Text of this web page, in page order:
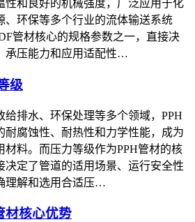
性和良好的机械强度，广泛应用于化
、环保等多个行业的流体输送系统
管材核心的规格参数之一，直接决
承压能力和应用适配性…
级
给排水、环保处理等多个领域，PPH
耐腐蚀性、耐热性和力学性能，成为
材料。而压力等级作为PPH管材的核
决定了管道的适用场景、运行安全性
理解和选用合适压…
材核心优势